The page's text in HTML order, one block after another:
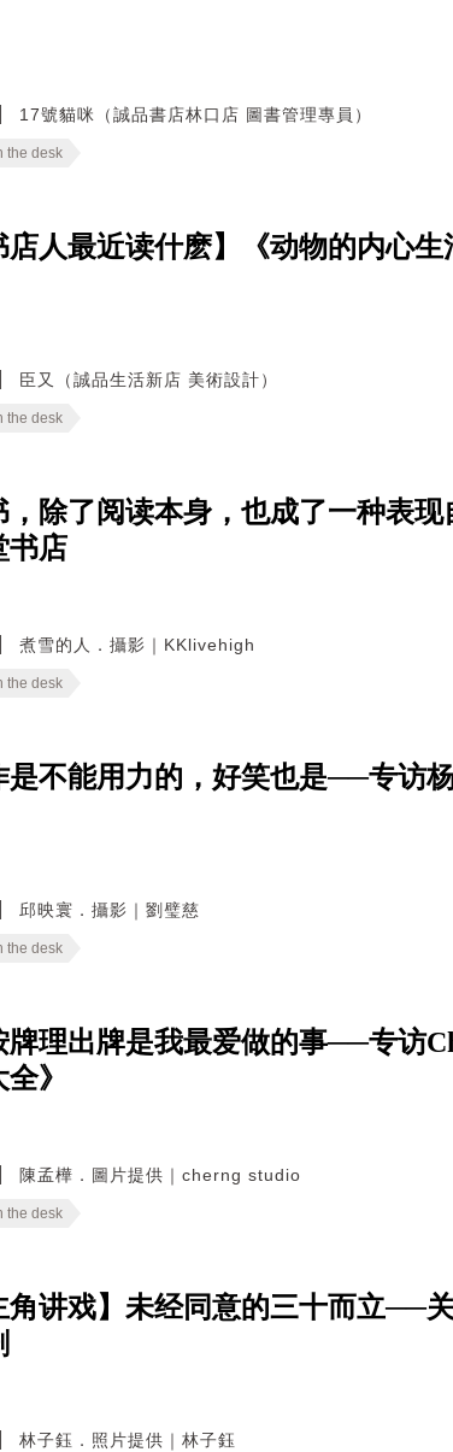
17號貓咪（誠品書店林口店 圖書管理專員）
the desk
店人最近读什麽】《动物的内心生
臣又（誠品生活新店 美術設計）
the desk
，除了阅读本身，也成了一种表
书店
煮雪的人．攝影｜KKlivehigh
the desk
是不能用力的，好笑也是──专访
邱映寰．攝影｜劉璧慈
the desk
牌理出牌是我最爱做的事──专访
》
陳孟樺．圖片提供｜cherng studio
the desk
角讲戏】未经同意的三十而立──
林子鈺．照片提供｜林子鈺